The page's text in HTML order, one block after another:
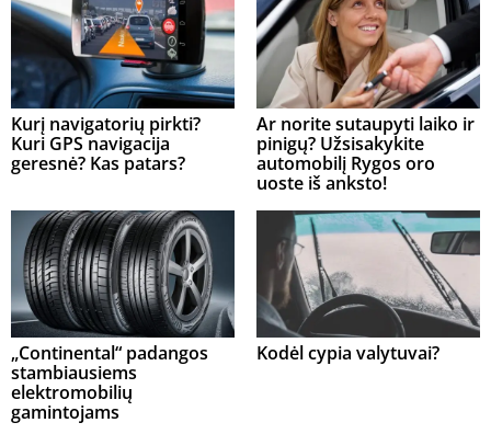
Kurį navigatorių pirkti?
Kuri GPS navigacija
geresnė? Kas patars?
Ar norite sutaupyti laiko ir
pinigų? Užsisakykite
automobilį Rygos oro
uoste iš anksto!
„Continental“ padangos
stambiausiems
elektromobilių
gamintojams
Kodėl cypia valytuvai?